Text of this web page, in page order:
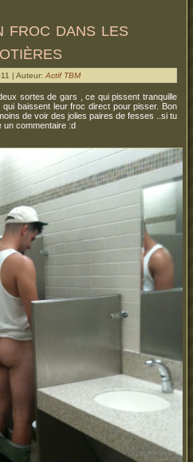
froc dans les
| Auteur: Actif TBM
sortes de gars , ce qui pissent tranquille
baissent leur froc direct pour pisser. Bon
de voir des jolies paires de fesses ..si tu
un commentaire :d